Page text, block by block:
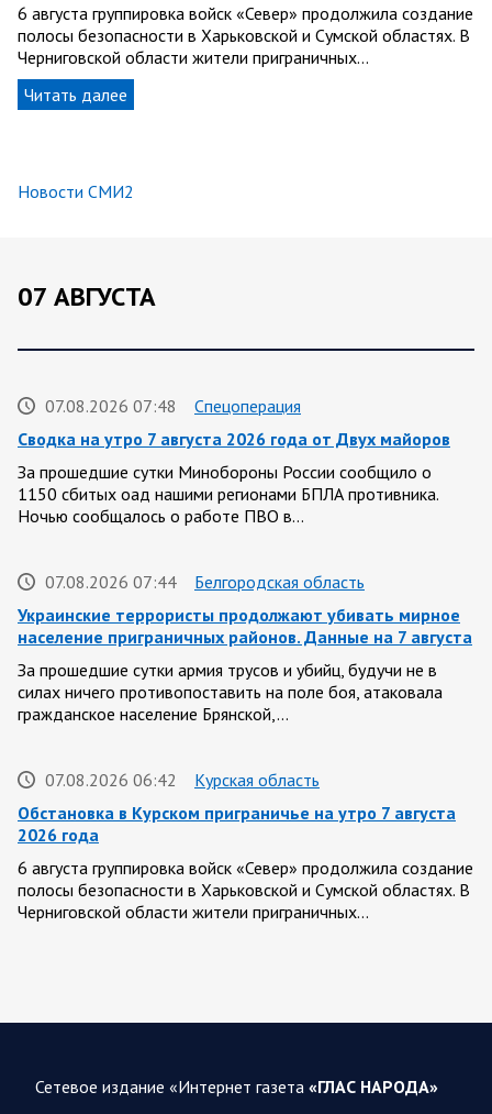
6 августа группировка войск «Север» продолжила создание
полосы безопасности в Харьковской и Сумской областях. В
Черниговской области жители приграничных…
Читать далее
Новости СМИ2
07 АВГУСТА
07.08.2026 07:48
Спецоперация
Сводка на утро 7 августа 2026 года от Двух майоров
За прошедшие сутки Минобороны России сообщило о
1150 сбитых оад нашими регионами БПЛА противника.
Ночью сообщалось о работе ПВО в…
07.08.2026 07:44
Белгородская область
Украинские террористы продолжают убивать мирное
население приграничных районов. Данные на 7 августа
За прошедшие сутки армия трусов и убийц, будучи не в
силах ничего противопоставить на поле боя, атаковала
гражданское население Брянской,…
07.08.2026 06:42
Курская область
Обстановка в Курском приграничье на утро 7 августа
2026 года
6 августа группировка войск «Север» продолжила создание
полосы безопасности в Харьковской и Сумской областях. В
Черниговской области жители приграничных…
06.08.2026 12:52
Спецоперация
Сетевое издание «Интернет газета «ГЛАС НАРОДА»